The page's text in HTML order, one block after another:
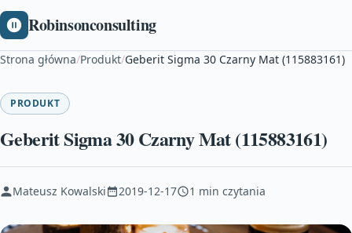
Robinsonconsulting
Strona główna/Produkt/Geberit Sigma 30 Czarny Mat (115883161)
PRODUKT
Geberit Sigma 30 Czarny Mat (115883161)
Mateusz Kowalski 2019-12-17 1 min czytania